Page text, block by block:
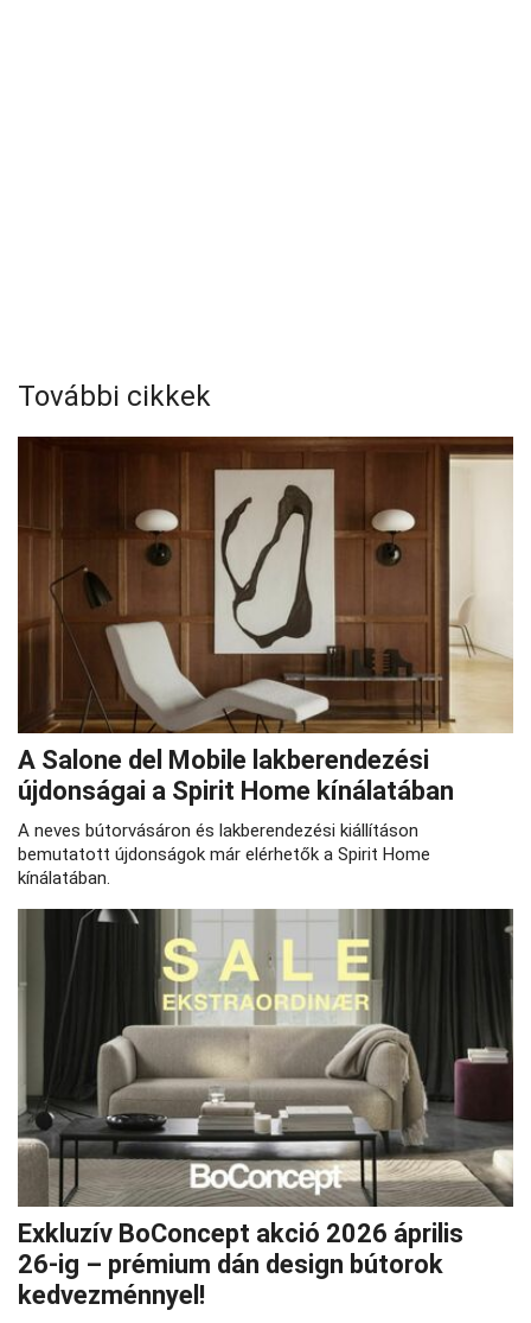
További cikkek
A Salone del Mobile lakberendezési
újdonságai a Spirit Home kínálatában
A neves bútorvásáron és lakberendezési kiállításon
bemutatott újdonságok már elérhetők a Spirit Home
kínálatában.
Exkluzív BoConcept akció 2026 április
26‑ig – prémium dán design bútorok
kedvezménnyel!